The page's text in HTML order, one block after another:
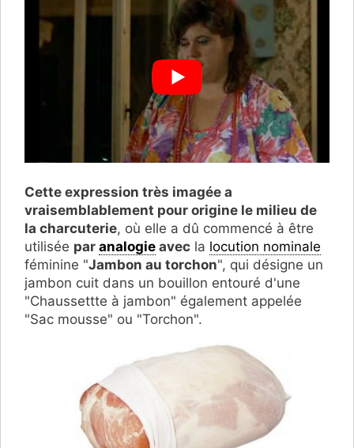
Cette expression très imagée a
vraisemblablement pour origine le milieu de
la charcuterie, où elle a dû commencé à être
utilisée par analogie avec la locution nominale
féminine "Jambon au torchon", qui désigne un
jambon cuit dans un bouillon entouré d'une
"Chaussettte à jambon" également appelée
"Sac mousse" ou "Torchon".